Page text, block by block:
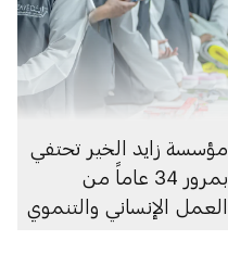
مؤسسة زايد الخير تحتفي
بمرور 34 عاماً من
العمل الإنساني والتنموي